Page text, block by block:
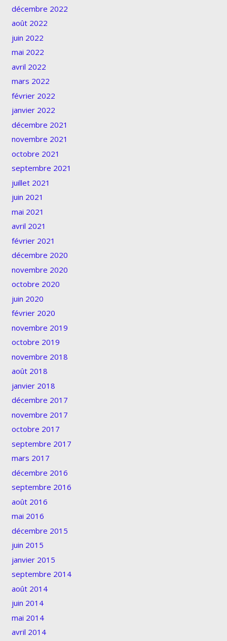
décembre 2022
août 2022
juin 2022
mai 2022
avril 2022
mars 2022
février 2022
janvier 2022
décembre 2021
novembre 2021
octobre 2021
septembre 2021
juillet 2021
juin 2021
mai 2021
avril 2021
février 2021
décembre 2020
novembre 2020
octobre 2020
juin 2020
février 2020
novembre 2019
octobre 2019
novembre 2018
août 2018
janvier 2018
décembre 2017
novembre 2017
octobre 2017
septembre 2017
mars 2017
décembre 2016
septembre 2016
août 2016
mai 2016
décembre 2015
juin 2015
janvier 2015
septembre 2014
août 2014
juin 2014
mai 2014
avril 2014